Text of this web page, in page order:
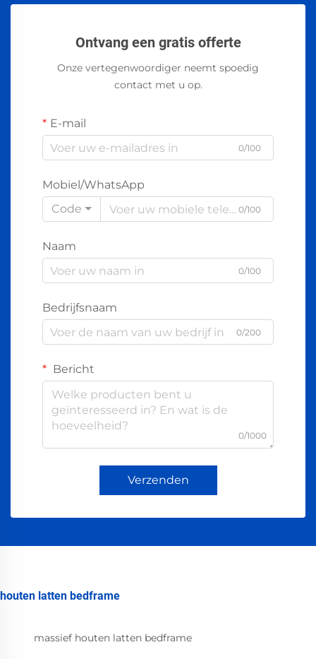
Ontvang een gratis offerte
Onze vertegenwoordiger neemt spoedig
contact met u op.
E-mail
0/100
Mobiel/WhatsApp
Code
0/100
Naam
0/100
Bedrijfsnaam
0/200
Bericht
0/1000
Verzenden
houten latten bedframe
massief houten latten bedframe